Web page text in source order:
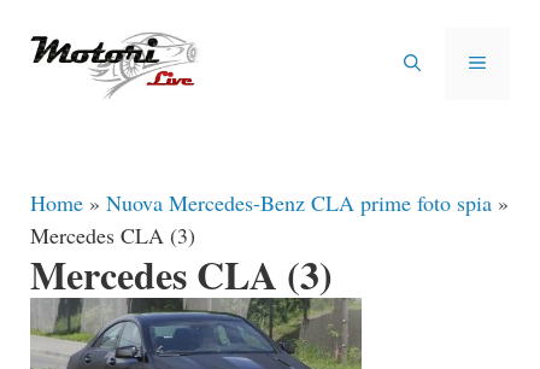
MENU
Home » Nuova Mercedes-Benz CLA prime foto spia »
Mercedes CLA (3)
Mercedes CLA (3)